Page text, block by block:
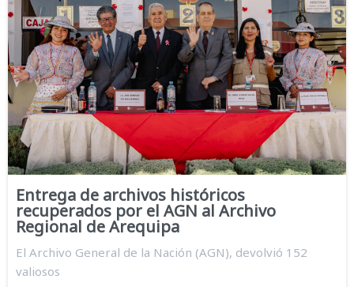
Entrega de archivos históricos
recuperados por el AGN al Archivo
Regional de Arequipa
El Archivo General de la Nación (AGN), devolvió 152
valiosos